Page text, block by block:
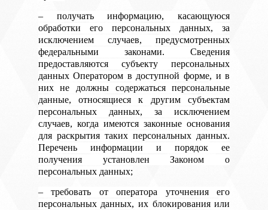
– получать информацию, касающуюся
обработки его персональных данных, за
исключением случаев, предусмотренных
федеральными законами. Сведения
предоставляются субъекту персональных
данных Оператором в доступной форме, и в
них не должны содержаться персональные
данные, относящиеся к другим субъектам
персональных данных, за исключением
случаев, когда имеются законные основания
для раскрытия таких персональных данных.
Перечень информации и порядок ее
получения установлен Законом о
персональных данных;
– требовать от оператора уточнения его
персональных данных, их блокирования или